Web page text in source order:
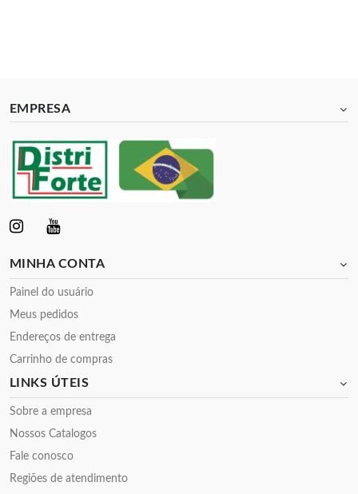
EMPRESA
MINHA CONTA
Painel do usuário
Meus pedidos
Endereços de entrega
Carrinho de compras
LINKS ÚTEIS
Sobre a empresa
Nossos Catalogos
Fale conosco
Regiões de atendimento